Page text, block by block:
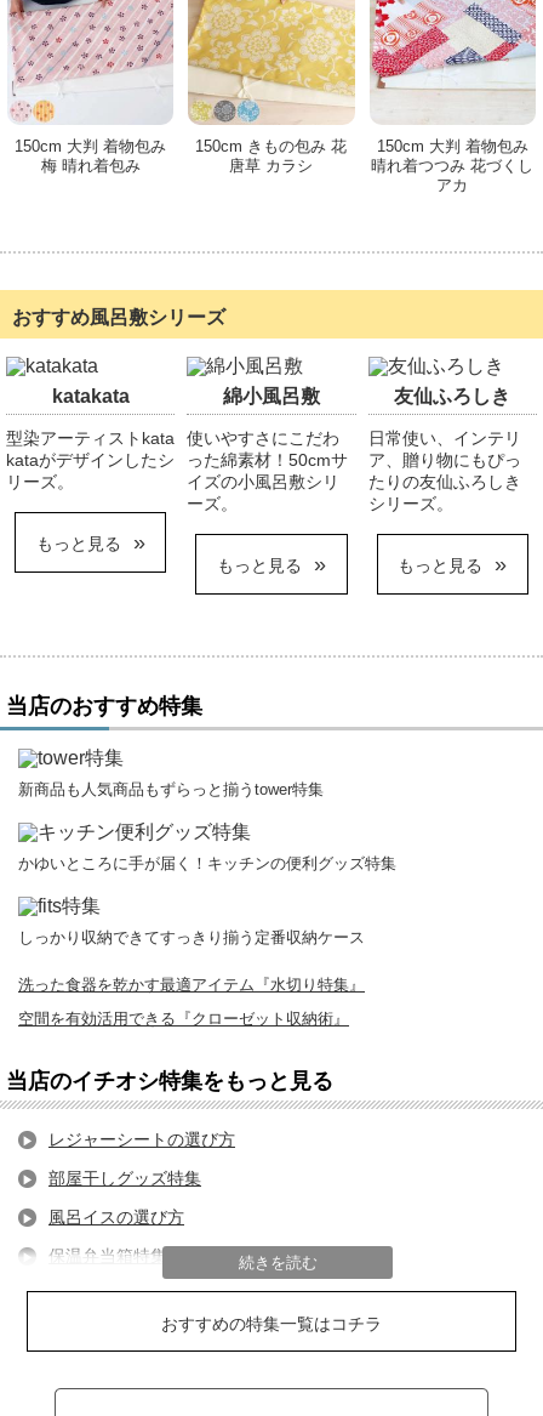
150cm 大判 着物包み
梅 晴れ着包み
150cm きもの包み 花
唐草 カラシ
150cm 大判 着物包み
晴れ着つつみ 花づくし
アカ
おすすめ風呂敷シリーズ
katakata
型染アーティストkata
kataがデザインしたシ
リーズ。
もっと見る
綿小風呂敷
使いやすさにこだわ
った綿素材！50cmサ
イズの小風呂敷シリ
ーズ。
もっと見る
友仙ふろしき
日常使い、インテリ
ア、贈り物にもぴっ
たりの友仙ふろしき
シリーズ。
もっと見る
当店のおすすめ特集
新商品も人気商品もずらっと揃うtower特集
かゆいところに手が届く！キッチンの便利グッズ特集
しっかり収納できてすっきり揃う定番収納ケース
洗った食器を乾かす最適アイテム『水切り特集』
空間を有効活用できる『クローゼット収納術』
当店のイチオシ特集をもっと見る
続きを読む
レジャーシートの選び方
部屋干しグッズ特集
風呂イスの選び方
保温弁当箱特集
フライパンの選び方
おすすめの特集一覧はコチラ